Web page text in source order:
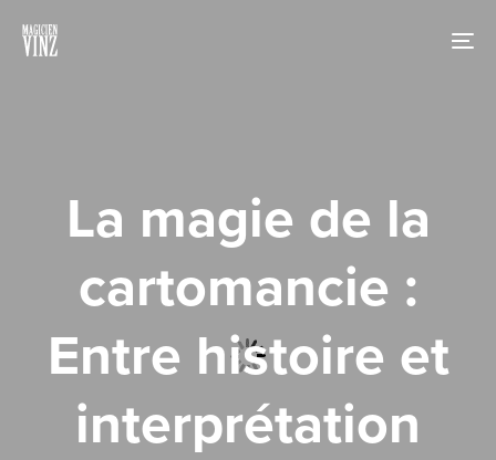
links
La magie de la
cartomancie :
Entre histoire et
interprétation